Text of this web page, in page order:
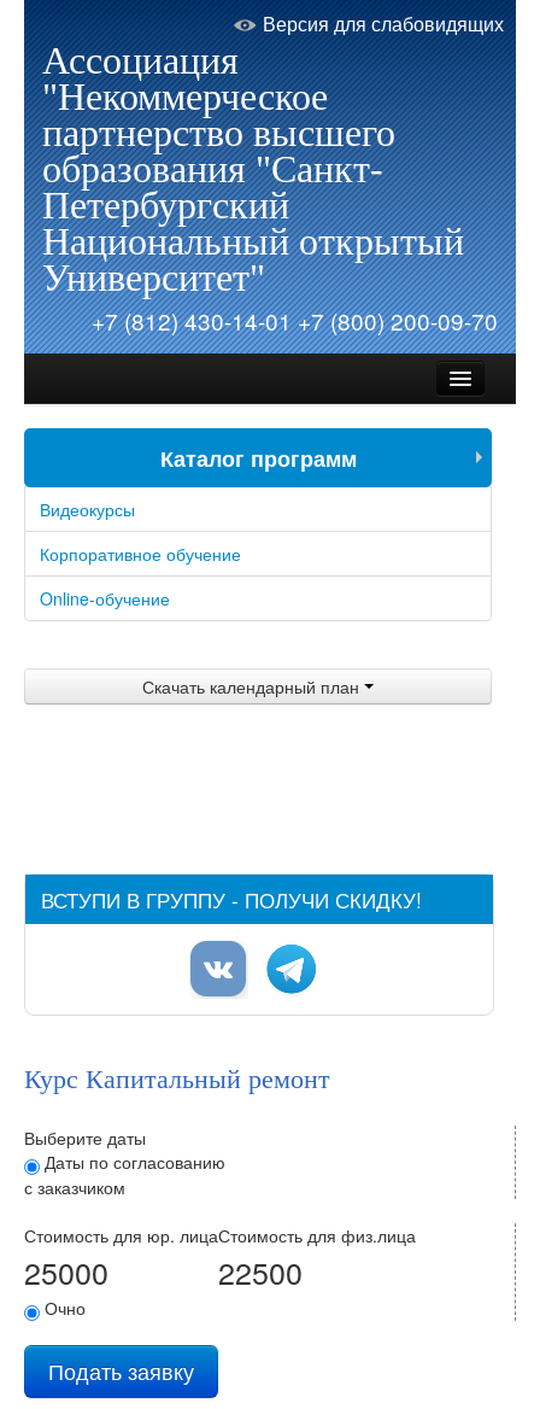
Версия для слабовидящих
Ассоциация
"Некоммерческое
партнерство высшего
образования "Санкт-
Петербургский
Национальный открытый
Университет"
+7 (812) 430-14-01+7 (800) 200-09-70
Об Университете
Запись на обучение
Отзывы
Акции и скидки
Партнеры
Каталог программ
Видеокурсы
Корпоративное обучение
Online-обучение
Скачать календарный план
ВСТУПИ В ГРУППУ - ПОЛУЧИ СКИДКУ!
Курс Капитальный ремонт
Выберите даты
Даты по согласованию
с заказчиком
Стоимость для юр. лица
25000
Стоимость для физ.лица
22500
Очно
Подать заявку